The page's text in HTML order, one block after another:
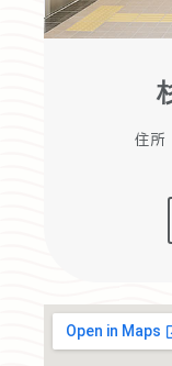
住所 国